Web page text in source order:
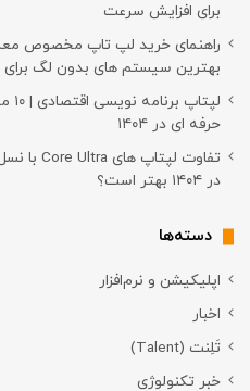
برای افزایش سرعت
بهترین سیستم های بدون لگ
حرفه ای در ۱۴۰۴
در ۱۴۰۴ بهتر است؟
دسته‌ها
اپلیکیشن و نرم‌افزار
اخبار
تَلِنت (Talent)
خبر تکنولوژی